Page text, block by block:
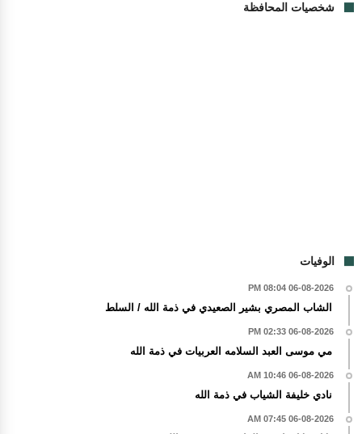
شخصيات المحافظة
الوفيات
06-08-2026 08:04 PM
الشاب المصري بشير الصعيدي في ذمة الله / السلط
06-08-2026 02:33 PM
مي موسى العبد السلامه العربيات في ذمة الله
06-08-2026 10:46 AM
نادي خليفة الشياب في ذمة الله
06-08-2026 07:45 AM